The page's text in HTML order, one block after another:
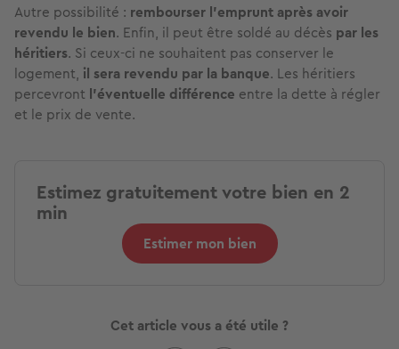
Autre possibilité : rembourser l’emprunt après avoir
revendu le bien. Enfin, il peut être soldé au décès par les
héritiers. Si ceux-ci ne souhaitent pas conserver le
logement, il sera revendu par la banque. Les héritiers
percevront l’éventuelle différence entre la dette à régler
et le prix de vente.
Estimez gratuitement votre bien en 2
min
Estimer mon bien
Cet article vous a été utile ?